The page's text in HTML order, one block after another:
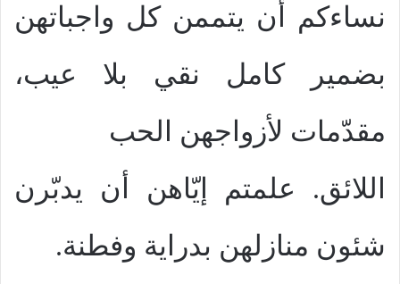
نساءكم أن يتممن كل واجباتهن
بضمير كامل نقي بلا عيب،
مقدّمات لأزواجهن الحب
اللائق. علمتم إيّاهن أن يدبّرن
شئون منازلهن بدراية وفطنة.